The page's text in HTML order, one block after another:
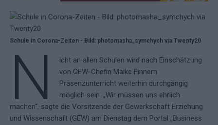
Schule in Corona-Zeiten - Bild: photomasha_symchych via Twenty20
N
icht an allen Schulen wird nach Einschätzung
von GEW-Chefin Maike Finnern
Präsenzunterricht weiterhin durchgängig
möglich sein. „Wir müssen uns ehrlich
machen“, sagte die Vorsitzende der Gewerkschaft Erziehung
und Wissenschaft (GEW) am Dienstag dem Portal „Business